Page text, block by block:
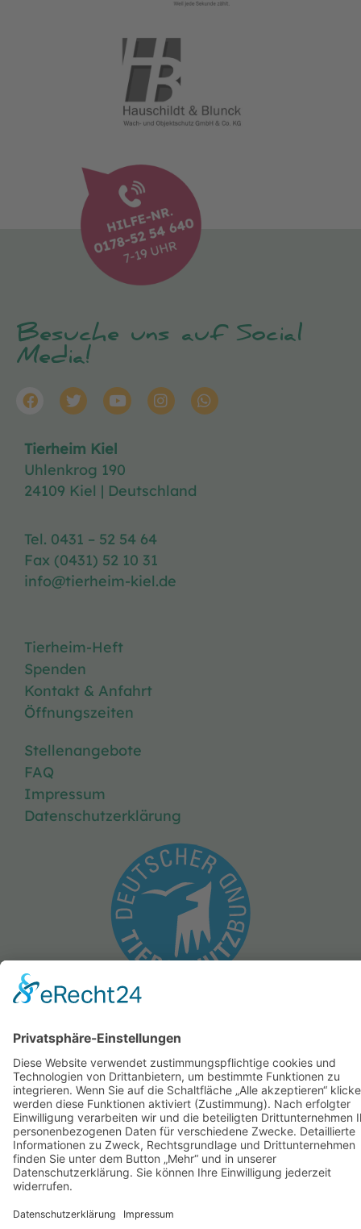
Besuche uns auf Social
Media!
Tierheim Kiel
Uhlenkrog 190
24109 Kiel | Deutschland
Tel. 0431 – 52 54 64
Fax (0431) 52 10 31
info@tierheim-kiel.de
Tierheim-Heft
Spenden
Kontakt & Anfahrt
Öffnungszeiten
Stellenangebote
FAQ
Impressum
Datenschutzerklärung